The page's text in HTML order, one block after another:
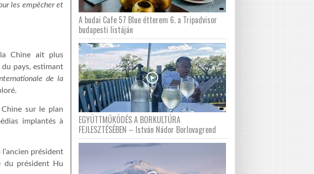
les empêcher et
Chine ait plus
du pays, estimant
de la
sur le plan
implantés à
président
du président Hu
A budai Cafe 57 Blue étterem 6. a Tripadvisor
budapesti listáján
EGYÜTTMŰKÖDÉS A BORKULTÚRA
FEJLESZTÉSÉBEN – István Nádor Borlovagrend